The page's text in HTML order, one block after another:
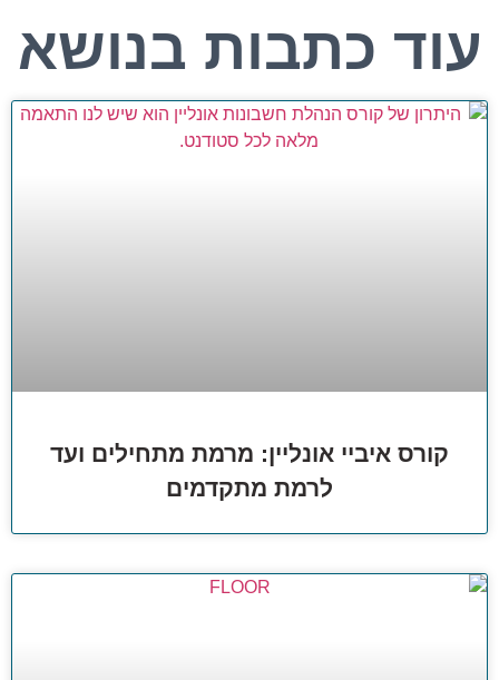
עוד כתבות בנושא
קורס איביי אונליין: מרמת מתחילים ועד
לרמת מתקדמים